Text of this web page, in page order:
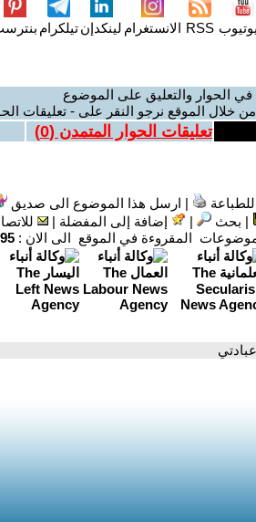
RSS الانستغرام لينكدإنتيلكرام
الحوار والتعليق على الموضوع
من خلال الموقع نرجو النقر على - تعليقات
تعليقات الحوار المتمدن (0
)
| ارسل هذا الموضوع الى صديق
| بحث | إضافة إلى المفضلة |
المقروءة في الموقع الى الان :